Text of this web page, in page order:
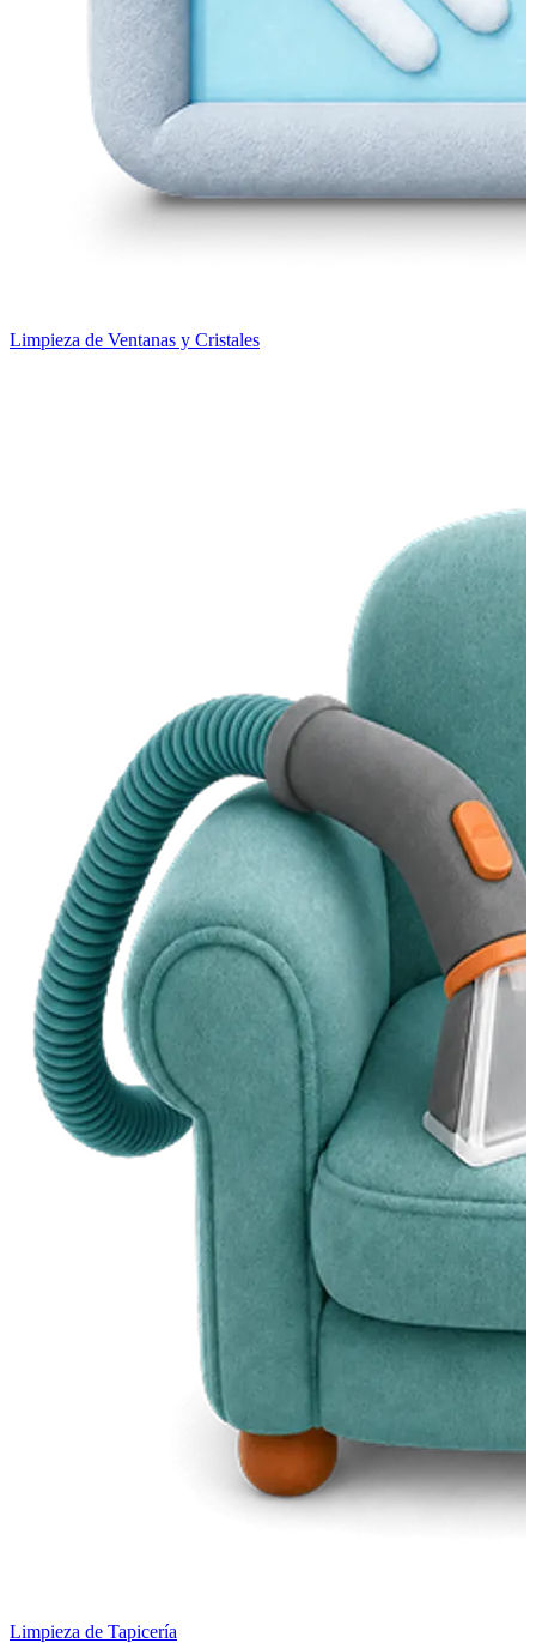
Limpieza de Ventanas y Cristales
Limpieza de Tapicería